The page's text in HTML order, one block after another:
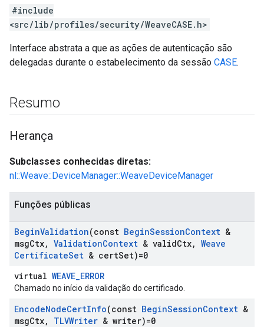
#include
<src/lib/profiles/security/WeaveCASE.h>
Interface abstrata a que as ações de autenticação são
delegadas durante o estabelecimento da sessão CASE.
Resumo
Herança
Subclasses conhecidas diretas:
nl::Weave::DeviceManager::WeaveDeviceManager
Funções públicas
BeginValidation(const BeginSessionContext &
msgCtx, ValidationContext & validCtx, Weave
CertificateSet & certSet)=0
virtual WEAVE_ERROR
Chamado no início da validação do certificado.
EncodeNodeCertInfo(const BeginSessionContext &
msgCtx, TLVWriter & writer)=0